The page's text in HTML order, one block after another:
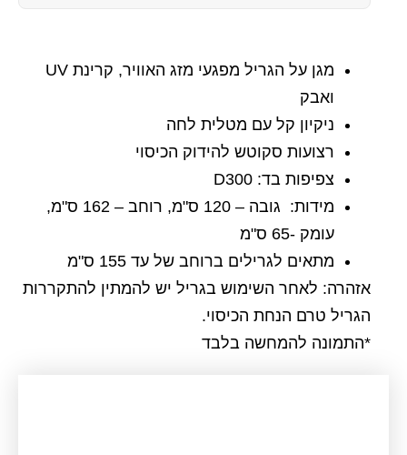
מגן על הגריל מפגעי מזג האוויר, קרינת UV
ואבק
ניקיון קל עם מטלית לחה
רצועות סקוטש להידוק הכיסוי
צפיפות בד: D300
מידות: גובה – 120 ס"מ, רוחב – 162 ס"מ,
עומק -65 ס"מ
מתאים לגרילים ברוחב של עד 155 ס"מ
אזהרה: לאחר השימוש בגריל יש להמתין להתקררות
הגריל טרם הנחת הכיסוי.
*התמונה להמחשה בלבד